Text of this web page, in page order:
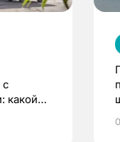
с
какой